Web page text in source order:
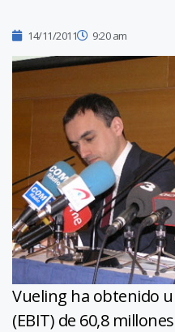
14/11/2011 9:20 am
Vueling ha obtenido
(EBIT) de 60,8